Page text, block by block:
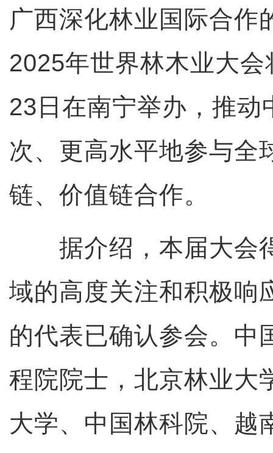
广西深化林业国际合作
2025年世界林木业大
23日在南宁举办，推动
次、更高水平地参与全
链、价值链合作。
据介绍，本届大会
域的高度关注和积极响
的代表已确认参会。中
程院院士，北京林业大
大学、中国林科院、越